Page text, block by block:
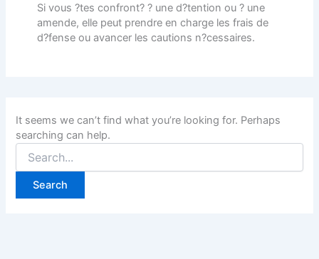
Si vous ?tes confront? ? une d?tention ou ? une
amende, elle peut prendre en charge les frais de
d?fense ou avancer les cautions n?cessaires.
It seems we can’t find what you’re looking for. Perhaps
searching can help.
Search
for: